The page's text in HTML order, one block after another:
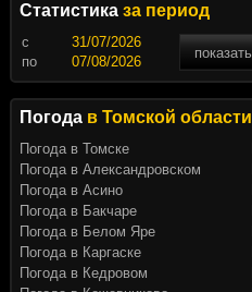
Статистика за период
c
показать
по
Погода в Томской области
Погода в Томске
Погода в Александровском
Погода в Асино
Погода в Бакчаре
Погода в Белом Яре
Погода в Каргаске
Погода в Кедровом